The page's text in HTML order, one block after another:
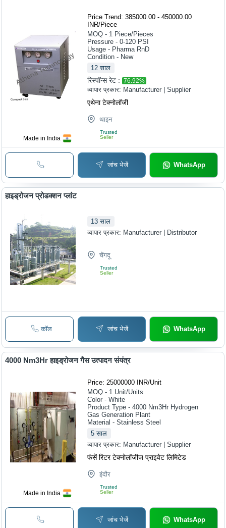
Made in India
Price Trend: 385000.00 - 450000.00
INR/Piece
MOQ - 1 Piece/Pieces
Pressure - 0-120 PSI
Usage - Pharma RnD
Condition - New
12 साल
रिस्पॉन्स रेट : 76.92%
व्यापार प्रकार: Manufacturer | Supplier
एथेना टेक्नोलॉजी
थाइन
Trusted
Seller
जांच भेजें WhatsApp
हाइड्रोजन प्रोडक्शन प्लांट
13 साल
व्यापार प्रकार: Manufacturer | Distributor
चेंगदू
Trusted
Seller
कॉल जांच भेजें WhatsApp
Made in India
4000 Nm3Hr हाइड्रोजन गैस उत्पादन संयंत्र
Price: 25000000 INR/Unit
MOQ - 1 Unit/Units
Color - White
Product Type - 4000 Nm3Hr Hydrogen
Gas Generation Plant
Material - Stainless Steel
5 साल
व्यापार प्रकार: Manufacturer | Supplier
फंसें रिटर टेक्नोलॉजीज प्राइवेट लिमिटेड
इंदौर
Trusted
Seller
जांच भेजें WhatsApp